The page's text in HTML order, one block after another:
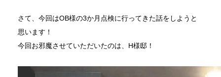
さて、今回はOB様の3か月点検に行ってきた話をしようと
思います！
今回お邪魔させていただいたのは、H様邸！